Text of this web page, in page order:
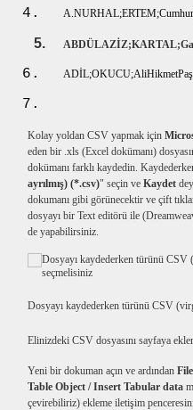
Kolay yoldan CSV yapmak için
eden bir .xls (Excel dokümanı)
dokümanı farklı kaydedin.
ayrılmış) (*.csv)" seçin ve Kaydet
dokumanı gibi görünecektir ve çift
dosyayı bir Text editörü ile
de yapabilirsiniz.
Dosyayı kaydederken türünü CSV
Elinizdeki CSV dosyasını sayfaya
Yeni bir dokuman açın ve ardından
Table Object / Insert Tabular data
çevirebiliriz) ekleme iletişim penceresini